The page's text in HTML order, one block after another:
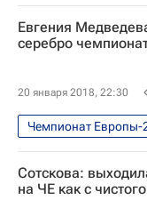
Фото
Чемпионат Европы
Евгения
серебро
20 января 2018, 22:30
Фигурное катание
Этери Тутберидзе
Сотскова:
на ЧЕ как с